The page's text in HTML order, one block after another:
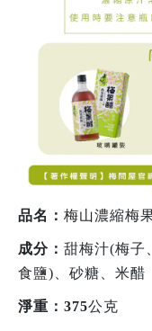
品名： 梅山濃縮梅
成分： 甜梅汁(梅子
食鹽)、砂糖、米醋
淨重：375公克